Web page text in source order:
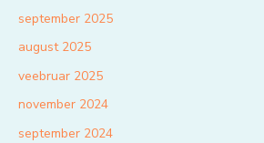
september 2025
august 2025
veebruar 2025
november 2024
september 2024